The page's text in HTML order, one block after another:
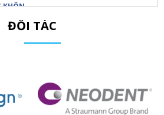
KHÔN
thế nào?!Nha Khoa Gia Bảo
QUYẾT ĐỊNH CẤY IMPLANT|Nha Khoa
ĐỐI TÁC